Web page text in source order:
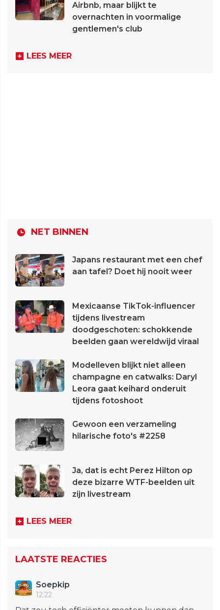
Airbnb, maar blijkt te
overnachten in voormalige
gentlemen's club
LEES MEER
NET BINNEN
Japans restaurant met een chef
aan tafel? Doet hij nooit weer
Mexicaanse TikTok-influencer
tijdens livestream
doodgeschoten: schokkende
beelden gaan wereldwijd viraal
Modelleven blijkt niet alleen
champagne en catwalks: Daryl
Leora gaat keihard onderuit
tijdens fotoshoot
Gewoon een verzameling
hilarische foto's #2258
Ja, dat is echt Perez Hilton op
deze bizarre WTF-beelden uit
zijn livestream
LEES MEER
LAATSTE REACTIES
Soepkip
12:22